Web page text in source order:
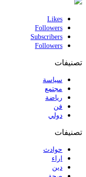
Likes
Followers
Subscribers
Followers
تصنيفات
سياسة
مجتمع
رياضة
فن
دولي
تصنيفات
حوادث
اراء
دين